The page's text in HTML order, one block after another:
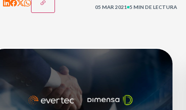
05 MAR 2021 5 MIN DE LECTURA